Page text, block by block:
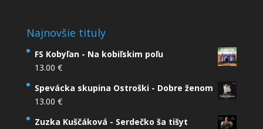
Najnovšie tituly
FS Kobyľan - Na kobiľskim poľu
13.00 €
Spevácka skupina Ostroški - Dobre ženom
13.00 €
Zuzka Kuščáková - Serdečko ša tišyt